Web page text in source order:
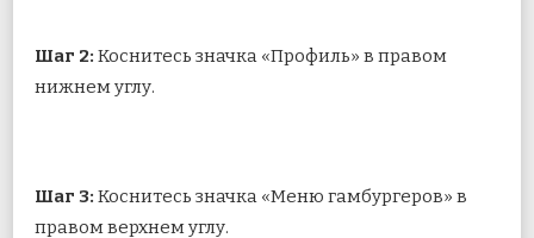
Шаг 2: Коснитесь значка «Профиль» в правом
нижнем углу.
Шаг 3: Коснитесь значка «Меню гамбургеров» в
правом верхнем углу.